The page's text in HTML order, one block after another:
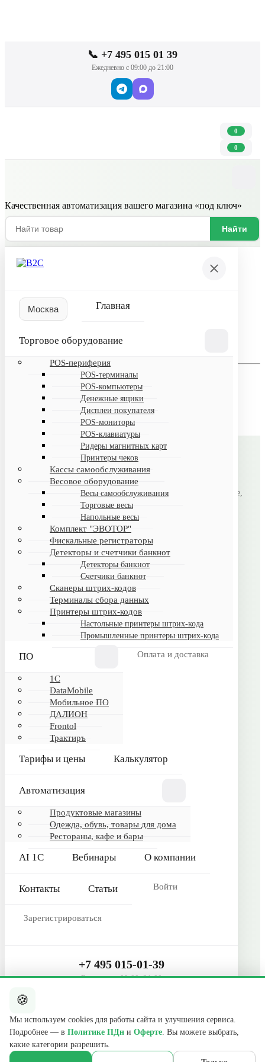
📞 +7 495 015 01 39
Ежедневно с 09:00 до 21:00
0
0
Качественная автоматизация вашего магазина «под ключ»
Найти
Главная
Торговое оборудование
POS-периферия
POS-терминалы
POS-компьютеры
Денежные ящики
Дисплеи покупателя
POS-мониторы
POS-клавиатуры
Ридеры магнитных карт
Принтеры чеков
Кассы самообслуживания
Весовое оборудование
Весы самообслуживания
Торговые весы
Напольные весы
Комплект "ЭВОТОР"
Фискальные регистраторы
Детекторы и счетчики банкнот
Детекторы банкнот
Счетчики банкнот
Сканеры штрих-кодов
Терминалы сбора данных
Принтеры штрих-кодов
Настольные принтеры штрих-кода
Промышленные принтеры штрих-кода
ПО
1C
DataMobile
Мобильное ПО
ДАЛИОН
Frontol
Трактиръ
Оплата и доставка
Тарифы и цены Калькулятор
Автоматизация
Продуктовые магазины
Одежда, обувь, товары для дома
Рестораны, кафе и бары
AI 1С Вебинары О компании
Контакты Статьи Войти
Зарегистрироваться
+7 495 015-01-39
Ежедневно 09:00–21:00
Пожалуйста, авторизуйтесь
Пароль
Запомнить меня на этом компьютере
Забыли свой пароль?
Если вы впервые на сайте, заполните, пожалуйста,
регистрационную форму.
Зарегистрироваться
B2CMSK
Автоматизация магазинов под ключ: торговое оборудование,
лицензионное ПО, настройка и поддержка.
ИНФОРМАЦИЯ
Обртная связь
КАТАЛОГ
Frontol
ДАЛИОН
1С
Калькулятор
Оплата и доставка
Гарантия и сервис
Реквизиты
Сертификаты
КОНТАКТЫ
info@b2cmsk.ru
© 2017–2026 ООО «В2С УПР» · ИНН 5027255140 · ОГРН
1175027020046 · КПП 502701001
🍪
Мы используем cookies для работы сайта и улучшения сервиса.
Подробнее — в Политике ПДн и Оферте. Вы можете выбрать,
какие категории разрешить.